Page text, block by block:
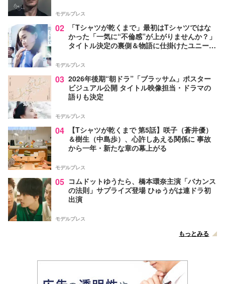
モデルプレス
02
「Tシャツが乾くまで」最初はTシャツではな
かった「一気に“不倫感”が上がりませんか？」
タイトル決定の裏側＆物語に仕掛けたユニーク
モデルプレス
03 2026年後期“朝ドラ”「ブラッサム」ポスター
ビジュアル公開 タイトル映像担当・ドラマの
語りも決定
モデルプレス
04
【Tシャツが乾くまで 第5話】咲子（蒼井優）
＆樹生（中島歩）、心許しあえる関係に 事故
から一年・新たな章の幕上がる
モデルプレス
05 コムドットゆうたら、橋本環奈主演「バカンス
の法則」サプライズ登場 ひゅうがは連ドラ初
出演
モデルプレス
もっとみる